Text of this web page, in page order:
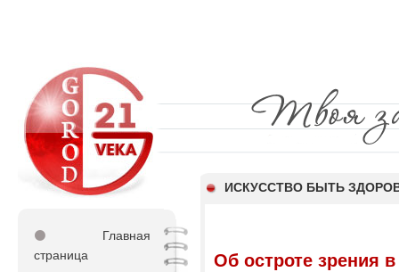
ИСКУССТВО БЫТЬ
⚫
Главная
страница
Об остроте зрения